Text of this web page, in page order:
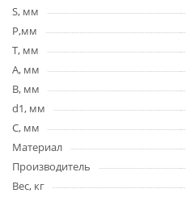
S, мм
P,мм
T, мм
A, мм
B, мм
d1, мм
C, мм
Материал
Производитель
Вес, кг